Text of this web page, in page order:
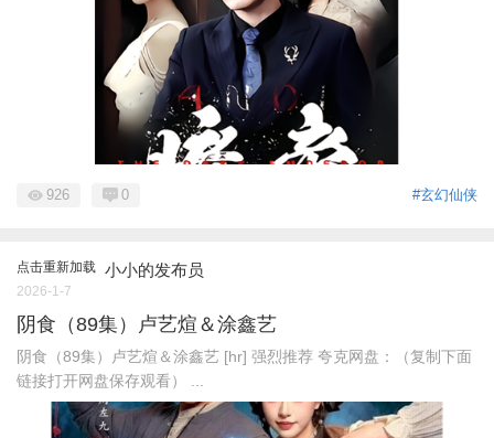
#玄幻仙侠
926 0
点击重新加载 小小的发布员
2026-1-7
阴食（89集）卢艺煊＆涂鑫艺
阴食（89集）卢艺煊＆涂鑫艺 [hr] 强烈推荐 夸克网盘：（复制下面
链接打开网盘保存观看） ...